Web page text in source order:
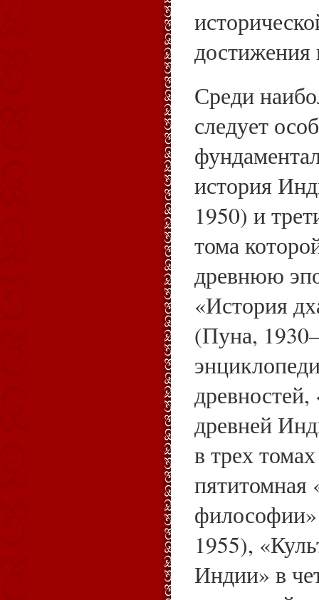
достижения
Среди
следует
история
1950) и
тома
древнюю
«История
(Пуна,
древностей,
древней
в трех
пятитомная
1955),
Индии» в